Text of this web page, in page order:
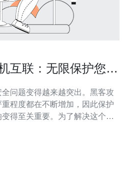
互联：无限保护您的
问题变得越来越突出。黑客攻
程度都在不断增加，因此保护
得至关重要。为了解决这个问